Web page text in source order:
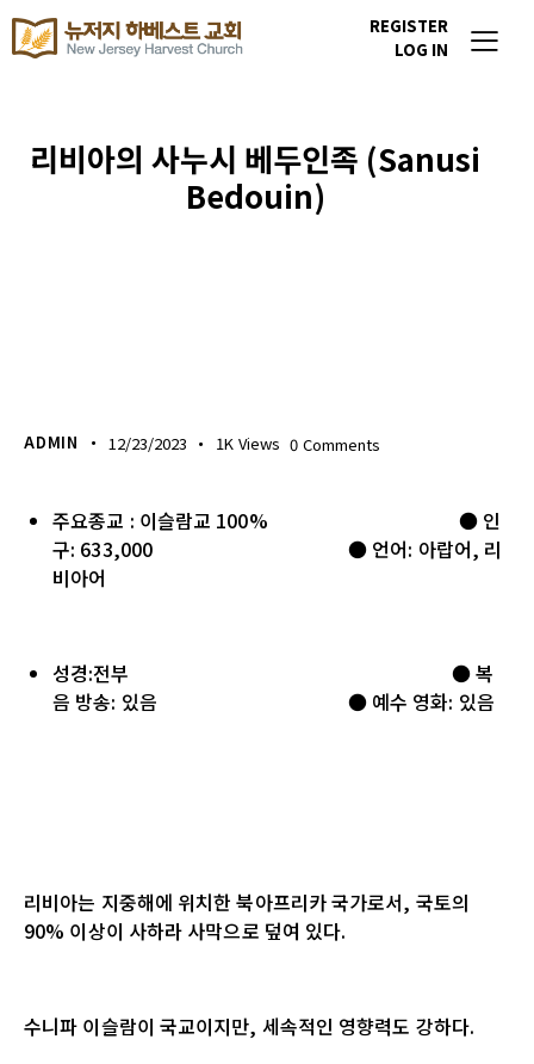
REGISTER
LOG IN
리비아의 사누시 베두인족 (Sanusi
Bedouin)
ADMIN 12/23/2023 1K Views 0 Comments
주요종교 : 이슬람교 100% ● 인
구: 633,000 ● 언어: 아랍어, 리
비아어
성경:전부 ● 복
음 방송: 있음 ● 예수 영화: 있음
리비아는 지중해에 위치한 북아프리카 국가로서, 국토의
90% 이상이 사하라 사막으로 덮여 있다.
수니파 이슬람이 국교이지만, 세속적인 영향력도 강하다.